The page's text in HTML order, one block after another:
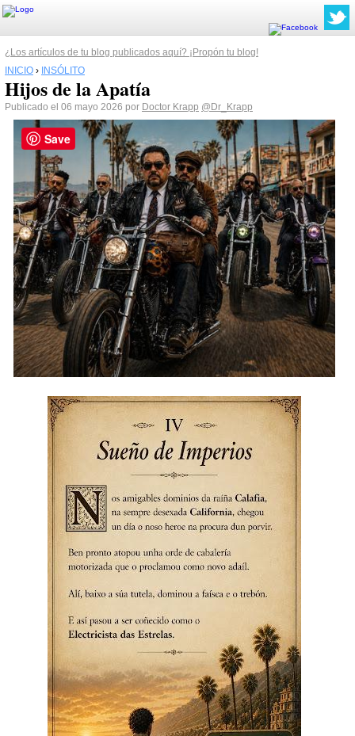
¿Los artículos de tu blog publicados aquí? ¡Propón tu blog!
INICIO › INSÓLITO
Hijos de la Apatía
Publicado el 06 mayo 2026 por Doctor Krapp @Dr_Krapp
Save